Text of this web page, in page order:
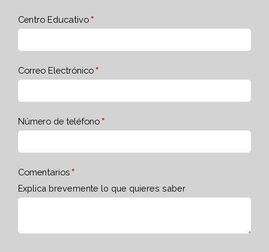
Centro Educativo
Correo Electrónico
Número de teléfono
Comentarios
Explica brevemente lo que quieres saber